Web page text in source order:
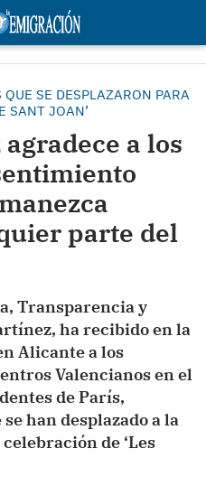
SE DESPLAZARON PARA
SANT JOAN’
a los
parte del
Transparencia y
ha recibido en la
Alicante a los
Valencianos en el
de París,
han desplazado a la
de ‘Les